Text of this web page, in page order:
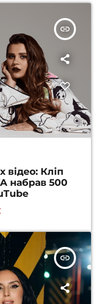
insert_link
відео: Кліп
набрав 500
insert_link